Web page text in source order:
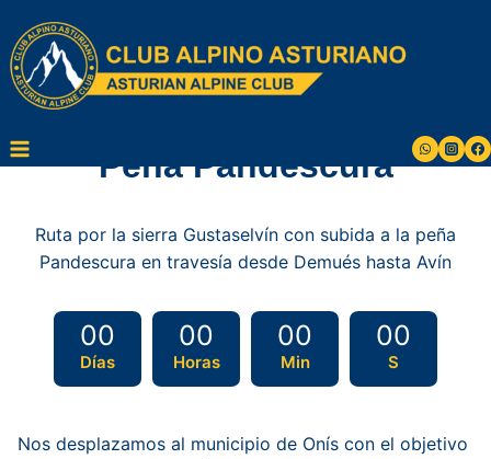
contenido
Peña Pandescura
Ruta por la sierra Gustaselvín con subida a la peña
Pandescura en travesía desde Demués hasta Avín
00
Días
00
Horas
00
Min
00
S
Nos desplazamos al municipio de Onís con el objetivo